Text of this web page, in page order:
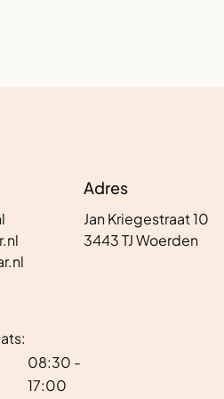
Adres
Jan Kriegestraat 10
3443 TJ Woerden
08:30 -
17:00